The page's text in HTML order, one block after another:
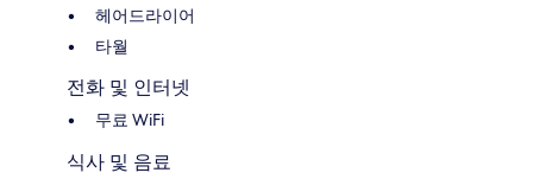
헤어드라이어
타월
전화 및 인터넷
무료 WiFi
식사 및 음료